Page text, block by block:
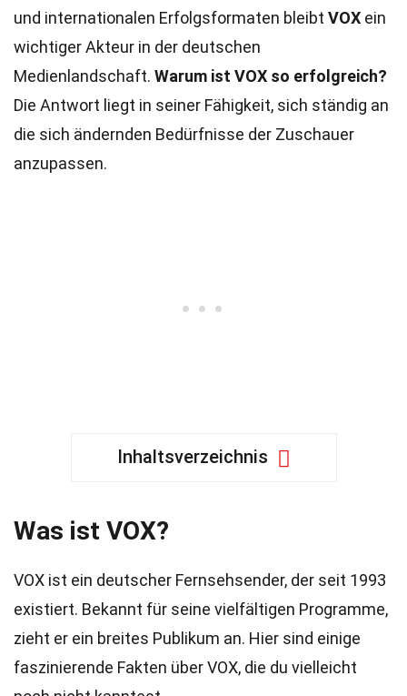
und internationalen Erfolgsformaten bleibt VOX ein
wichtiger Akteur in der deutschen
Medienlandschaft. Warum ist VOX so erfolgreich?
Die Antwort liegt in seiner Fähigkeit, sich ständig an
die sich ändernden Bedürfnisse der Zuschauer
anzupassen.
Inhaltsverzeichnis
Was ist VOX?
VOX ist ein deutscher Fernsehsender, der seit 1993
existiert. Bekannt für seine vielfältigen Programme,
zieht er ein breites Publikum an. Hier sind einige
faszinierende Fakten über VOX, die du vielleicht